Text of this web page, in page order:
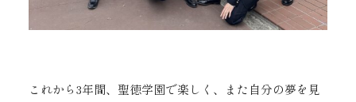
これから3年間、聖徳学園で楽しく、また自分の夢を見